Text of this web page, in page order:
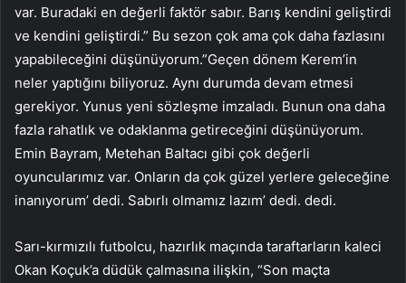
var. Buradaki en değerli faktör sabır. Barış kendini geliştirdi
ve kendini geliştirdi.” Bu sezon çok ama çok daha fazlasını
yapabileceğini düşünüyorum.”Geçen dönem Kerem’in
neler yaptığını biliyoruz. Aynı durumda devam etmesi
gerekiyor. Yunus yeni sözleşme imzaladı. Bunun ona daha
fazla rahatlık ve odaklanma getireceğini düşünüyorum.
Emin Bayram, Metehan Baltacı gibi çok değerli
oyuncularımız var. Onların da çok güzel yerlere geleceğine
inanıyorum’ dedi. Sabırlı olmamız lazım’ dedi. dedi.
Sarı-kırmızılı futbolcu, hazırlık maçında taraftarların kaleci
Okan Koçuk’a düdük çalmasına ilişkin, “Son maçta